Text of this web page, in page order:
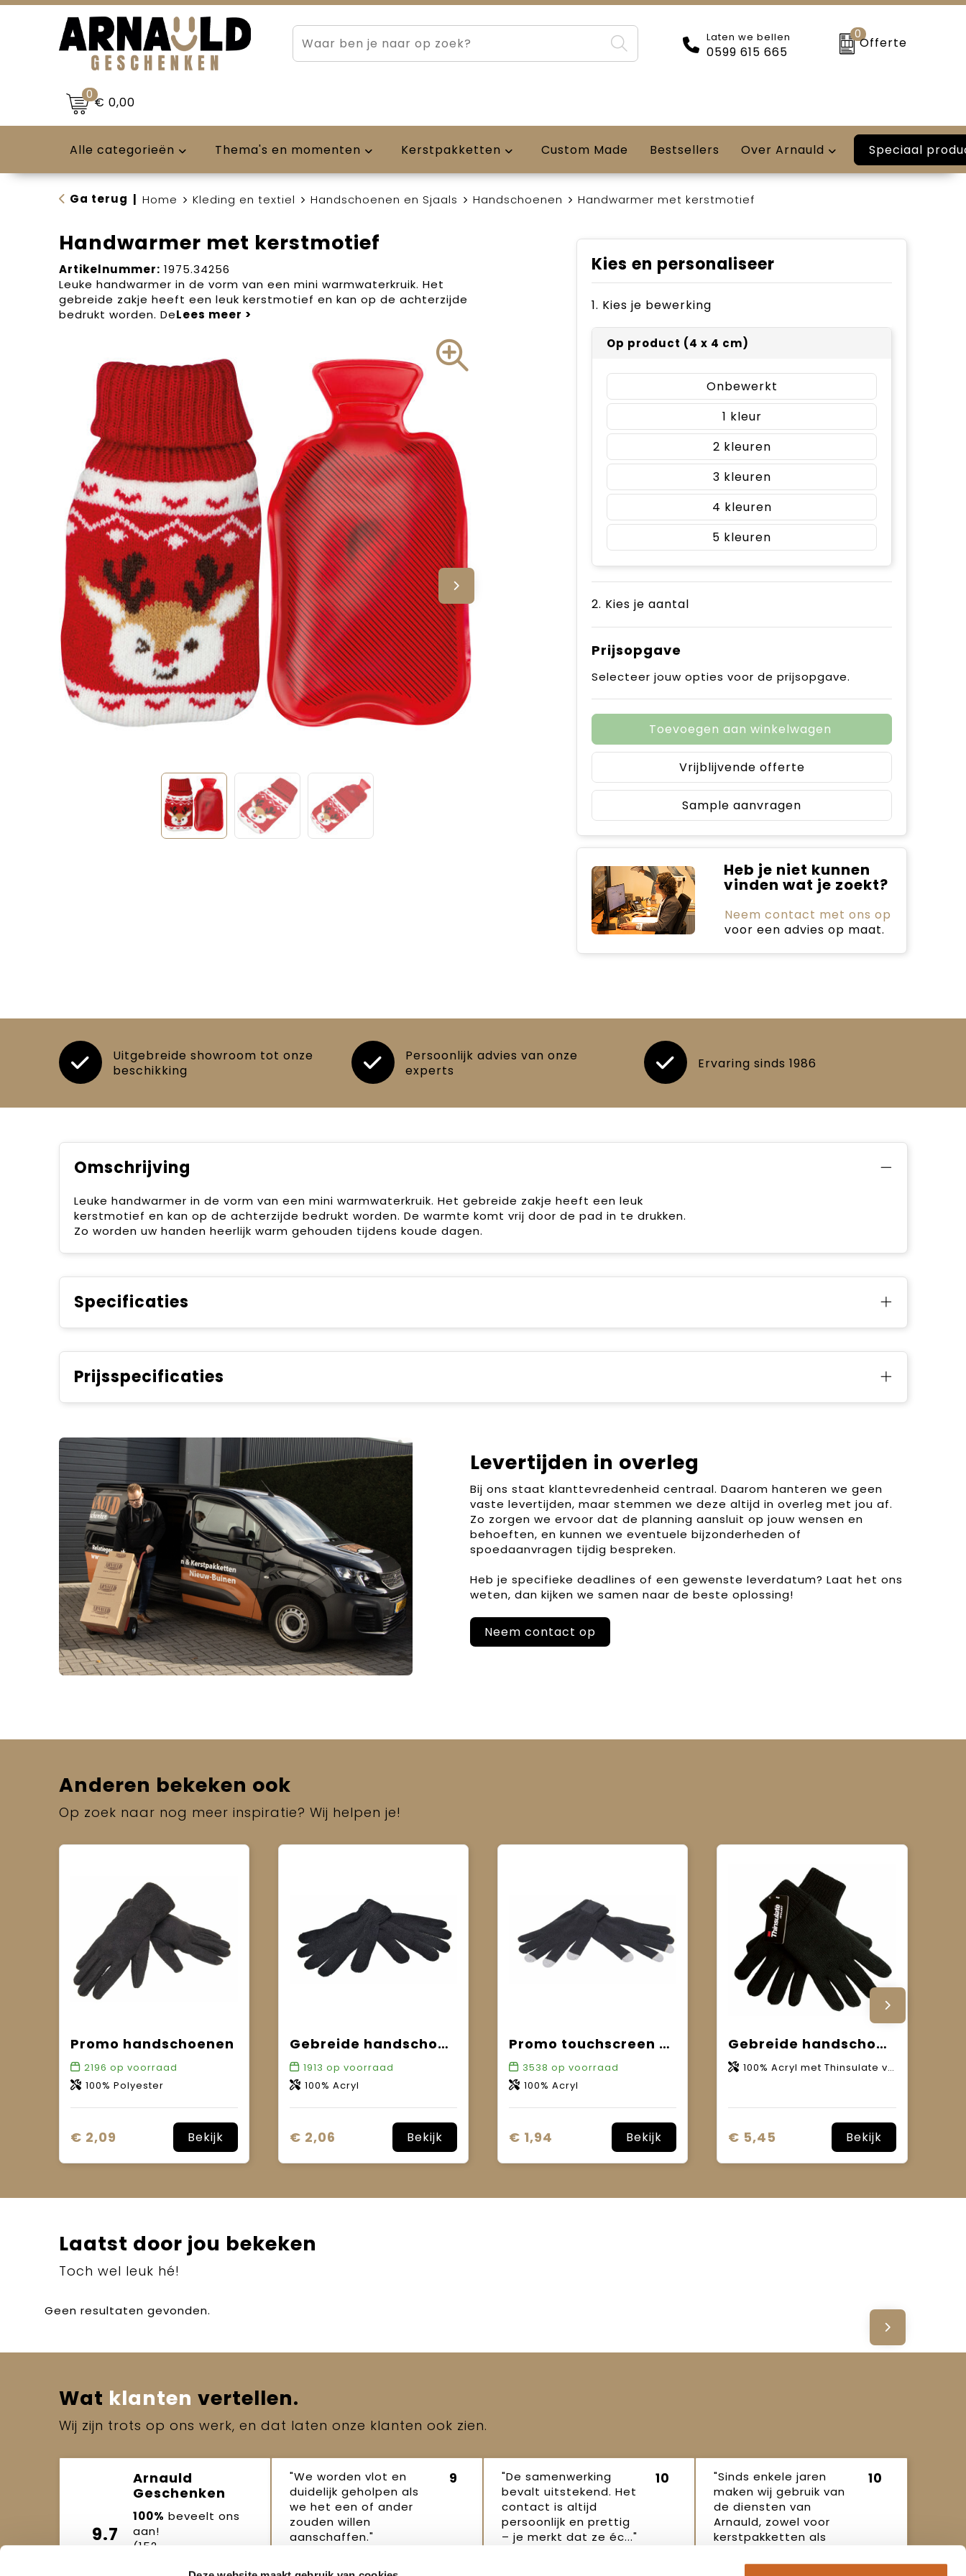
Laten we bellen
0599 615 665
0
Offerte
0€ 0,00
Alle categorieën Thema's en momenten Kerstpakketten Custom Made Bestsellers Over Arnauld Speciaal
Ga terug Home Kleding en textiel Handschoenen en Sjaals Handschoenen Handwarmer met kerstmotief
Handwarmer met kerstmotief
Artikelnummer: 1975.34256
Leuke handwarmer in de vorm van een mini warmwaterkruik. Het
gebreide zakje heeft een leuk kerstmotief en kan op de achterzijde
bedrukt worden. De
Kies en personaliseer
1. Kies je bewerking
Op product (4 x 4 cm)
Onbewerkt
1
2
3
4
5
2. Kies je aantal
Prijsopgave
Selecteer jouw opties voor de prijsopgave.
Toevoegen aan winkelwagen
Vrijblijvende offerte
Sample aanvragen
Heb je niet kunnen
vinden wat je zoekt?
Neem contact met ons op
voor een advies op maat.
Uitgebreide showroom tot onze
beschikking
Persoonlijk advies van onze
experts
Ervaring sinds 1986
Omschrijving
Leuke handwarmer in de vorm van een mini warmwaterkruik. Het gebreide zakje heeft een leuk
kerstmotief en kan op de achterzijde bedrukt worden. De warmte komt vrij door de pad in te drukken.
Zo worden uw handen heerlijk warm gehouden tijdens koude dagen.
Specificaties
Prijsspecificaties
Levertijden in overleg
Bij ons staat klanttevredenheid centraal. Daarom hanteren we geen
vaste levertijden, maar stemmen we deze altijd in overleg met jou af.
Zo zorgen we ervoor dat de planning aansluit op jouw wensen en
behoeften, en kunnen we eventuele bijzonderheden of
spoedaanvragen tijdig bespreken.
Heb je specifieke deadlines of een gewenste leverdatum? Laat het ons
weten, dan kijken we samen naar de beste oplossing!
Neem contact op
Anderen bekeken ook
Op zoek naar nog meer inspiratie? Wij helpen je!
Promo handschoenen
2196 op voorraad
100% Polyester
€ 2,09 Bekijk
Gebreide handschoenen met label
1913 op voorraad
100% Acryl
€ 2,06 Bekijk
Promo touchscreen handschoenen met label
3538 op voorraad
100% Acryl
€ 1,94 Bekijk
Gebreide handschoenen met Thinsulate
100% Acryl met Thinsulate voering
€ 5,45 Bekijk
Laatst door jou bekeken
Toch wel leuk hé!
Geen resultaten gevonden.
Wat klanten vertellen.
Wij zijn trots op ons werk, en dat laten onze klanten ook zien.
9.7
Arnauld
Geschenken
100% beveelt ons
aan!
(152
"We worden vlot en
duidelijk geholpen als
we het een of ander
zouden willen
aanschaffen."
9
"De samenwerking
bevalt uitstekend. Het
contact is altijd
persoonlijk en prettig
– je merkt dat ze éc..."
10
"Sinds enkele jaren
maken wij gebruik van
de diensten van
Arnauld, zowel voor
kerstpakketten als
10